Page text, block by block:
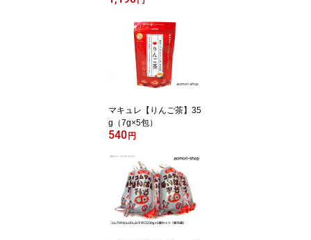
マキュレ【りんご茶】35
g（7g×5包）
540円